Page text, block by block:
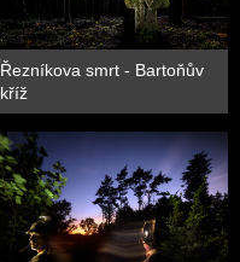
Řezníkova smrt - Bartoňův
kříž